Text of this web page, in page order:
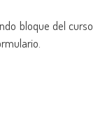
bloque del curso